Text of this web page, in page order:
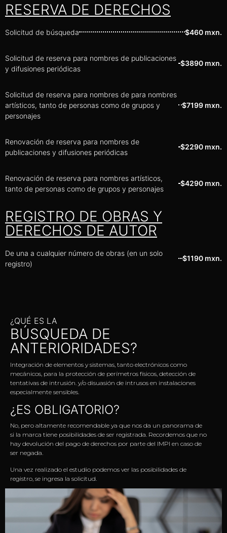
RESERVA DE DERECHOS
Solicitud de búsqueda $460 mxn.
Solicitud de reserva para nombres de publicaciones
y difusiones periódicas
$3890 mxn.
Solicitud de reserva para nombres de para nombres
artísticos, tanto de personas como de grupos y
personajes
$7199 mxn.
Renovación de reserva para nombres de
publicaciones y difusiones periódicas
$2290 mxn.
Renovación de reserva para nombres artísticos,
tanto de personas como de grupos y personajes
$4290 mxn.
REGISTRO DE OBRAS Y
DERECHOS DE AUTOR
De una a cualquier número de obras (en un solo
registro)
$1190 mxn.
¿QUÉ ES LA
BÚSQUEDA DE
ANTERIORIDADES?
Integración de elementos y sistemas, tanto electrónicos como
mecánicos, para la protección de perímetros físicos, detección de
tentativas de intrusión. y/o disuasión de intrusos en instalaciones
especialmente sensibles.
¿ES OBLIGATORIO?
No, pero altamente recomendable ya que nos da un panorama de
si la marca tiene posibilidades de ser registrada. Recordemos que no
hay devolución del pago de derechos por parte del IMPI en caso de
ser negada.
Una vez realizado el estudio podemos ver las posibilidades de
registro, se ingresa la solicitud.